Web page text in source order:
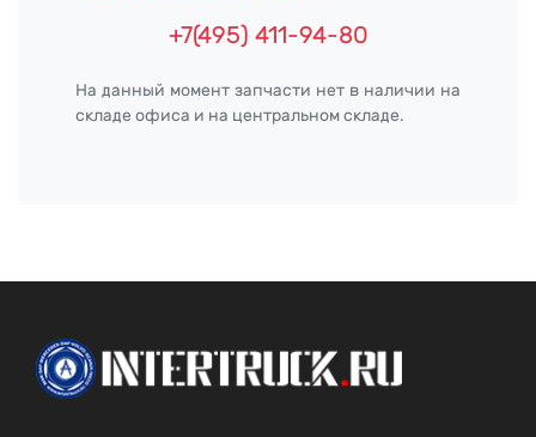
+7(495) 411-94-80
На данный момент запчасти нет в наличии на
складе офиса и на центральном складе.